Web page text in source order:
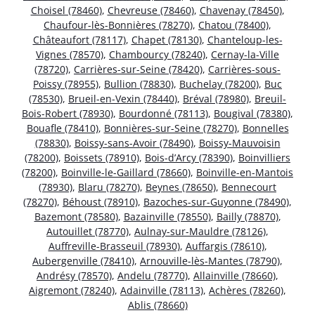
Choisel (78460), Chevreuse (78460), Chavenay (78450),
Chaufour-lès-Bonnières (78270), Chatou (78400),
Châteaufort (78117), Chapet (78130), Chanteloup-les-
Vignes (78570), Chambourcy (78240), Cernay-la-Ville
(78720), Carrières-sur-Seine (78420), Carrières-sous-
Poissy (78955), Bullion (78830), Buchelay (78200), Buc
(78530), Brueil-en-Vexin (78440), Bréval (78980), Breuil-
Bois-Robert (78930), Bourdonné (78113), Bougival (78380),
Bouafle (78410), Bonnières-sur-Seine (78270), Bonnelles
(78830), Boissy-sans-Avoir (78490), Boissy-Mauvoisin
(78200), Boissets (78910), Bois-d’Arcy (78390), Boinvilliers
(78200), Boinville-le-Gaillard (78660), Boinville-en-Mantois
(78930), Blaru (78270), Beynes (78650), Bennecourt
(78270), Béhoust (78910), Bazoches-sur-Guyonne (78490),
Bazemont (78580), Bazainville (78550), Bailly (78870),
Autouillet (78770), Aulnay-sur-Mauldre (78126),
Auffreville-Brasseuil (78930), Auffargis (78610),
Aubergenville (78410), Arnouville-lès-Mantes (78790),
Andrésy (78570), Andelu (78770), Allainville (78660),
Aigremont (78240), Adainville (78113), Achères (78260),
Ablis (78660)